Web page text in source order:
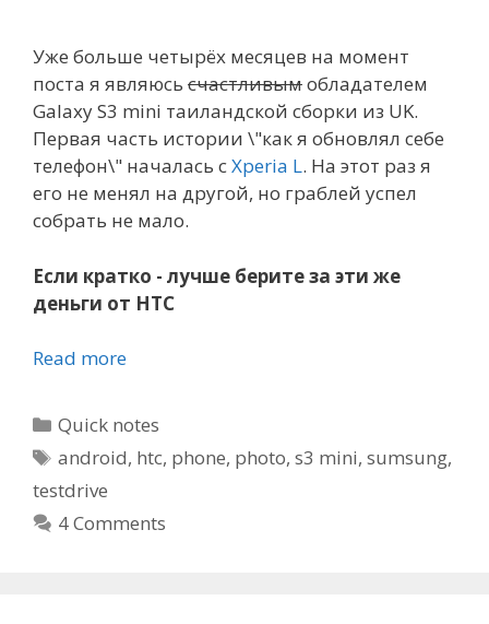
Уже больше четырёх месяцев на момент
поста я являюсь счастливымобладателем
Galaxy S3 mini таиландской сборки из UK.
Первая часть истории \"как я обновлял себе
телефон\" началась сXperia L. На этот раз я
его не менял на другой, но граблей успел
собрать не мало.
Если кратко - лучше берите за эти же
деньги от HTC
Read more
Categories
Quick notes
Tags
android, htc, phone, photo,s3 mini,sumsung,
testdrive
4 Comments